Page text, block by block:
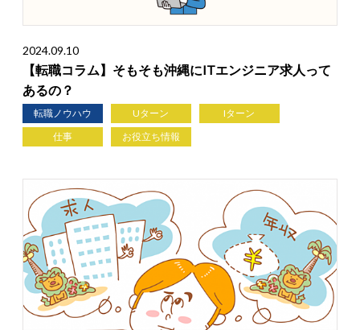
2024.09.10
【転職コラム】そもそも沖縄にITエンジニア求人って
あるの？
転職ノウハウ Uターン
Iターン
仕事
お役立ち情報